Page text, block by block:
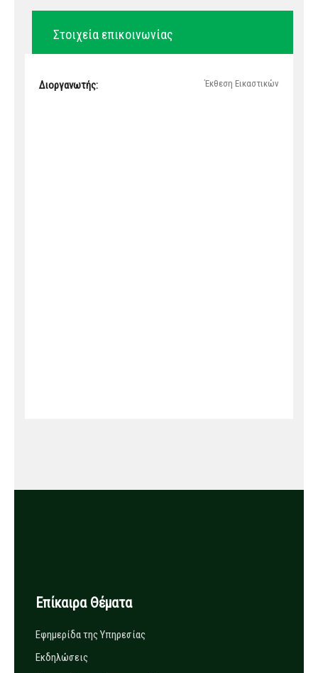
Στοιχεία επικοινωνίας
Διοργανωτής: Έκθεση Εικαστικών
Επίκαιρα Θέματα
Εφημερίδα της Υπηρεσίας
Εκδηλώσεις